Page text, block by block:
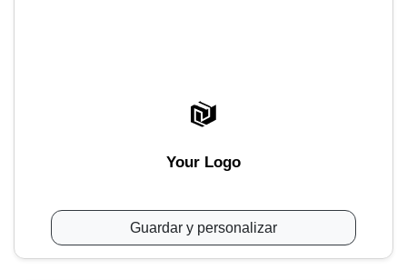
Your Logo
Guardar y personalizar